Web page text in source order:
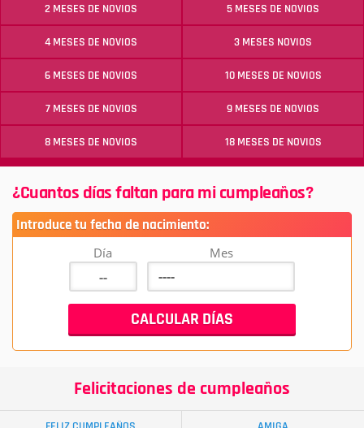
2 MESES DE NOVIOS 5 MESES DE NOVIOS
4 MESES DE NOVIOS 3 MESES NOVIOS
6 MESES DE NOVIOS 10 MESES DE NOVIOS
7 MESES DE NOVIOS 9 MESES DE NOVIOS
8 MESES DE NOVIOS 18 MESES DE NOVIOS
¿Cuantos días faltan para mi cumpleaños?
Introduce tu fecha de nacimiento:
Día Mes
Felicitaciones de cumpleaños